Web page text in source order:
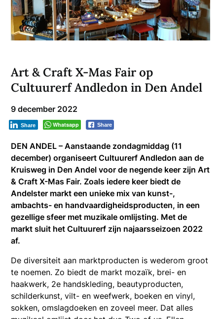
Art & Craft X-Mas Fair op
Cultuurerf Andledon in Den Andel
9 december 2022
Whatsapp Share
Share
DEN ANDEL – Aanstaande zondagmiddag (11
december) organiseert Cultuurerf Andledon aan de
Kruisweg in Den Andel voor de negende keer zijn Art
& Craft X-Mas Fair. Zoals iedere keer biedt de
Andelster markt een unieke mix van kunst-,
ambachts- en handvaardigheidsproducten, in een
gezellige sfeer met muzikale omlijsting. Met de
markt sluit het Cultuurerf zijn najaarsseizoen 2022
af.
De diversiteit aan marktproducten is wederom groot
te noemen. Zo biedt de markt mozaïk, brei- en
haakwerk, 2e handskleding, beautyproducten,
schilderkunst, vilt- en weefwerk, boeken en vinyl,
sokken, omslagdoeken en zoveel meer. Dat alles